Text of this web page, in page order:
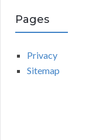
Pages
Privacy
Sitemap